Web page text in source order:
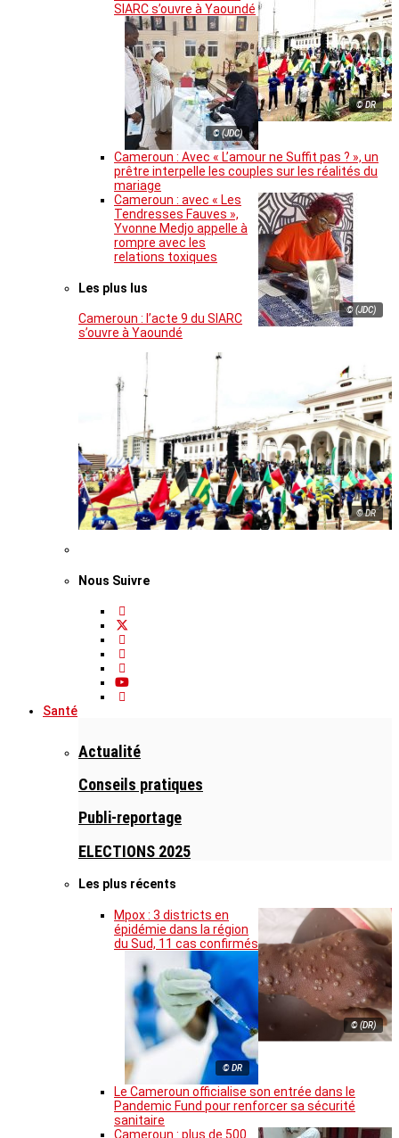
© DR
SIARC s’ouvre à Yaoundé
© (JDC)
Cameroun : Avec « L’amour ne Suffit pas ? », un
prêtre interpelle les couples sur les réalités du
mariage
© (JDC)
Cameroun : avec « Les
Tendresses Fauves »,
Yvonne Medjo appelle à
rompre avec les
relations toxiques
Les plus lus
Cameroun : l’acte 9 du SIARC
s’ouvre à Yaoundé
© DR
Nous Suivre
Santé
Actualité
Conseils pratiques
Publi-reportage
ELECTIONS 2025
Les plus récents
© (DR)
Mpox : 3 districts en
épidémie dans la région
du Sud, 11 cas confirmés
© DR
Le Cameroun officialise son entrée dans le
Pandemic Fund pour renforcer sa sécurité
sanitaire
Cameroun : plus de 500